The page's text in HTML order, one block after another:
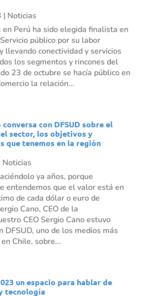
| Noticias
en Perú ha sido elegida finalista en
público por su labor
llevando conectividad y servicios
los segmentos y rincones del
23 de octubre se hacía público en
la relación...
conversa con DFSUD sobre el
sector, los objetivos y
que tenemos en la región
Noticias
ya años, porque
entendemos que el valor está en
de cada dólar o euro de
Cano, CEO de la
CEO Sergio Cano estuvo
DFSUD, uno de los medios más
Chile, sobre...
un espacio para hablar de
tecnología